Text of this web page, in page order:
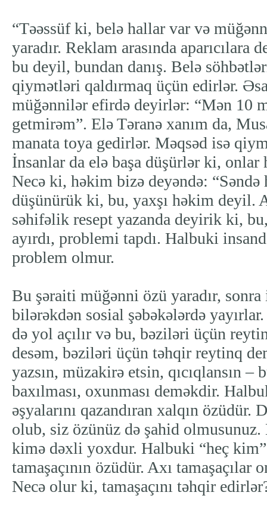
“Təəssüf ki, belə hallar var və
yaradır. Reklam arasında aparıcılara
bu deyil, bundan danış. Belə
qiymətləri qaldırmaq üçün edirlər.
müğənnilər efirdə deyirlər: “Mən 10
getmirəm”. Elə Təranə xanım da,
manata toya gedirlər. Məqsəd isə
İnsanlar da elə başa düşürlər ki, onlar
Necə ki, həkim bizə deyəndə:
düşünürük ki, bu, yaxşı həkim deyil.
səhifəlik resept yazanda deyirik ki,
ayırdı, problemi tapdı. Halbuki
problem olmur.
Bu şəraiti müğənni özü yaradır, sonra
bilərəkdən sosial şəbəkələrdə
də yol açılır və bu, bəziləri üçün
desəm, bəziləri üçün təhqir reytinq
yazsın, müzakirə etsin, qıcıqlansın –
baxılması, oxunması deməkdir.
əşyalarını qazandıran xalqın özüdür.
olub, siz özünüz də şahid
kimə dəxli yoxdur. Halbuki “heç
tamaşaçının özüdür. Axı tamaşaçılar
Necə olur ki, tamaşaçını təhqir